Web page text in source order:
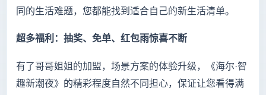
同的生活难题，您都能找到适合自己的新生活清单。
超多福利：抽奖、免单、红包雨惊喜不断
有了哥哥姐姐的加盟，场景方案的体验升级，《海尔·智
趣新潮夜》的精彩程度自然不同担心，保证让您看得满